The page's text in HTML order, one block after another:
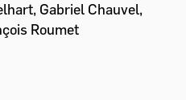
Gabriel Chauvel,
Roumet